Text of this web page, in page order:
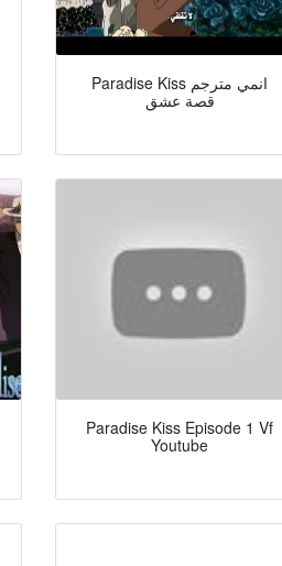
Paradise Kiss انمي مترجم
قصة عشق
Paradise Kiss Episode 1 Vf
Youtube